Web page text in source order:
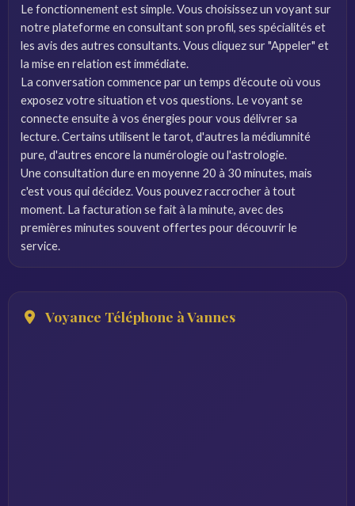
Le fonctionnement est simple. Vous choisissez un voyant sur
notre plateforme en consultant son profil, ses spécialités et
les avis des autres consultants. Vous cliquez sur "Appeler" et
la mise en relation est immédiate.
La conversation commence par un temps d'écoute où vous
exposez votre situation et vos questions. Le voyant se
connecte ensuite à vos énergies pour vous délivrer sa
lecture. Certains utilisent le tarot, d'autres la médiumnité
pure, d'autres encore la numérologie ou l'astrologie.
Une consultation dure en moyenne 20 à 30 minutes, mais
c'est vous qui décidez. Vous pouvez raccrocher à tout
moment. La facturation se fait à la minute, avec des
premières minutes souvent offertes pour découvrir le
service.
Voyance Téléphone à Vannes